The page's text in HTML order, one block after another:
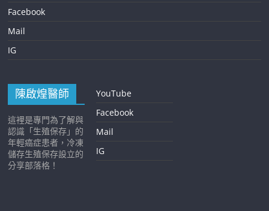
Facebook
Mail
IG
陳啟煌醫師
這裡是專門為了解與
認識「生殖保存」的
年輕癌症患者，冷凍
儲存生殖保存設立的
分享部落格！
YouTube
Facebook
Mail
IG